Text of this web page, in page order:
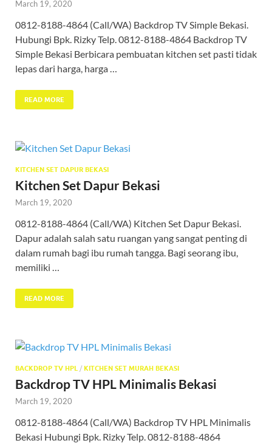
March 19, 2020
0812-8188-4864 (Call/WA) Backdrop TV Simple Bekasi.
Hubungi Bpk. Rizky Telp. 0812-8188-4864 Backdrop TV
Simple Bekasi Berbicara pembuatan kitchen set pasti tidak
lepas dari harga, harga …
READ MORE
KITCHEN SET DAPUR BEKASI
Kitchen Set Dapur Bekasi
March 19, 2020
0812-8188-4864 (Call/WA) Kitchen Set Dapur Bekasi.
Dapur adalah salah satu ruangan yang sangat penting di
dalam rumah bagi ibu rumah tangga. Bagi seorang ibu,
memiliki …
READ MORE
BACKDROP TV HPL / KITCHEN SET MURAH BEKASI
Backdrop TV HPL Minimalis Bekasi
March 19, 2020
0812-8188-4864 (Call/WA) Backdrop TV HPL Minimalis
Bekasi Hubungi Bpk. Rizky Telp. 0812-8188-4864